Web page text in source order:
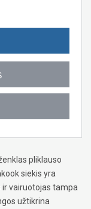
pliklauso
siekis yra
vairuotojas tampa
užtikrina